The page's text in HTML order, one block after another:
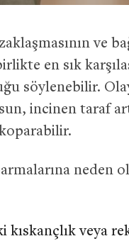
ve
en sık
söylenebilir.
incinen taraf
veya